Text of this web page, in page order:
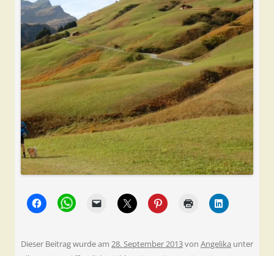
Dieser Beitrag wurde am 28. September 2013von Angelika unter